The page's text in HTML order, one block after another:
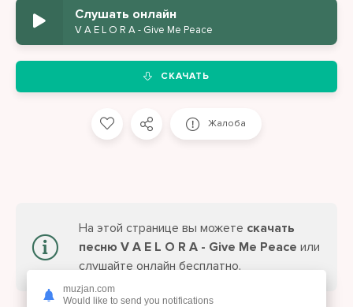
Слушать онлайн
V A E L O R A - Give Me Peace
СКАЧАТЬ
Жалоба
На этой странице вы можете скачать
песню V A E L O R A - Give Me Peace или
слушайте онлайн бесплатно.
muzjan.com
Would like to send you notifications